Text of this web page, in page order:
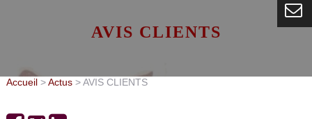
NOS CARTES
AVIS CLIENTS
Accueil>Actus> AVIS CLIENTS